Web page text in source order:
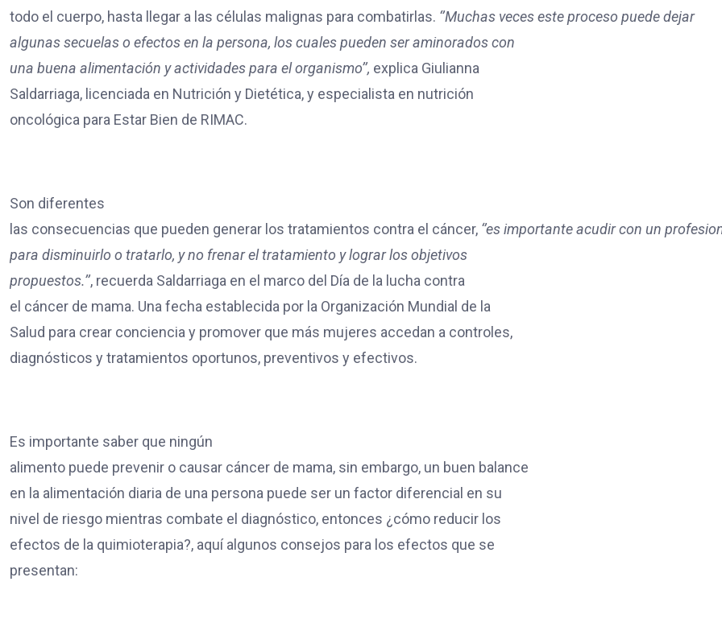
todo el cuerpo, hasta llegar a las células malignas para combatirlas. ‘’Muchas veces este proceso puede dejar
algunas secuelas o efectos en la persona, los cuales pueden ser aminorados con
una buena alimentación y actividades para el organismo’’, explica Giulianna
Saldarriaga, licenciada en Nutrición y Dietética, y especialista en nutrición
oncológica para Estar Bien de RIMAC.
Son diferentes
las consecuencias que pueden generar los tratamientos contra el cáncer, ‘’es importante acudir con un
para disminuirlo o tratarlo, y no frenar el tratamiento y lograr los objetivos
propuestos.’’, recuerda Saldarriaga en el marco del Día de la lucha contra
el cáncer de mama. Una fecha establecida por la Organización Mundial de la
Salud para crear conciencia y promover que más mujeres accedan a controles,
diagnósticos y tratamientos oportunos, preventivos y efectivos.
Es importante saber que ningún
alimento puede prevenir o causar cáncer de mama, sin embargo, un buen balance
en la alimentación diaria de una persona puede ser un factor diferencial en su
nivel de riesgo mientras combate el diagnóstico, entonces ¿cómo reducir los
efectos de la quimioterapia?, aquí algunos consejos para los efectos que se
presentan: